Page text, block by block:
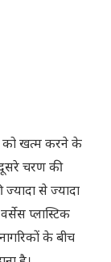
को खत्म करने के
चरण की
से ज्यादा
प्लास्टिक
के बीच